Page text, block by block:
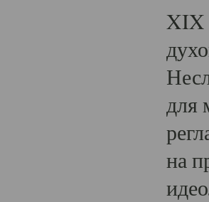
XIX
для
на